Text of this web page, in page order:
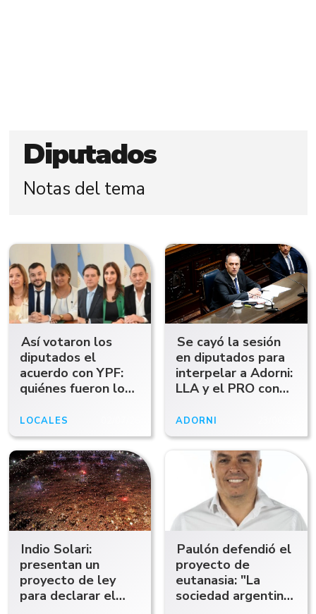
Diputados
Notas del tema
Así votaron los
diputados el
acuerdo con YPF:
quiénes fueron los
Comodoro que
acompañaron el
proyecto
cuestionado por
liberar a la
petrolera del
pasivo ambiental
LOCALES
Se cayó la sesión
en diputados para
interpelar a Adorni:
LLA y el PRO con
"dialoguistas" no
dieron quorum
ADORNI
Indio Solari:
presentan un
proyecto de ley
para declarar el
Paulón defendió el
proyecto de
eutanasia: "La
sociedad argentina